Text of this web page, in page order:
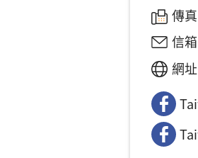
傳
信
網